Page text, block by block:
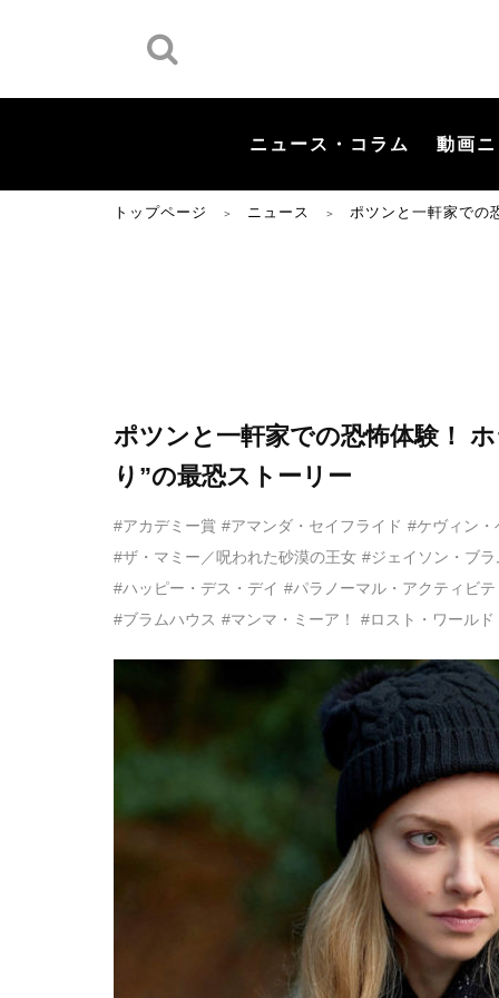
ニュース・コラム 動画
トップページ ＞ ニュース ＞ ポツンと一軒家での
ポツンと一軒家での恐怖体験！
り”の最恐ストーリー
#アカデミー賞 #アマンダ・セイフライド #ケヴィン・
#ザ・マミー／呪われた砂漠の王女 #ジェイソン・ブラ
#ハッピー・デス・デイ #パラノーマル・アクティビテ
#ブラムハウス #マンマ・ミーア！ #ロスト・ワールド